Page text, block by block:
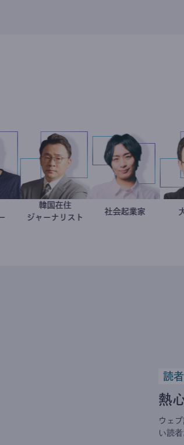
ラファー
徐台教
韓国在住
ジャーナリスト
駒崎弘樹
社会起業家
読
熱
ウェ
い読